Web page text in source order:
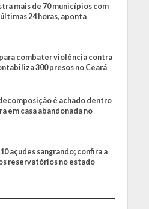
mais de 70 municípios com
últimas 24 horas, aponta
combater violência contra
300 presos no Ceará
é achado dentro
em casa abandonada no
açudes sangrando; confira a
reservatórios no estado